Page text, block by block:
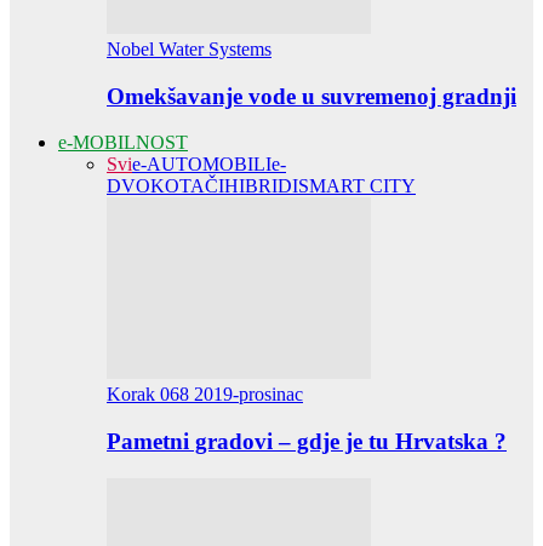
Nobel Water Systems
Omekšavanje vode u suvremenoj gradnji
e-MOBILNOST
Svie-AUTOMOBILIe-
DVOKOTAČIHIBRIDISMART CITY
Korak 068 2019-prosinac
Pametni gradovi – gdje je tu Hrvatska ?